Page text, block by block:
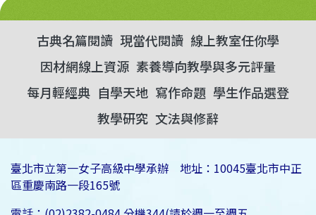
古典名篇閱讀 現當代閱讀 線上教室任你學
因材網線上資源 素養導向教學與多元評量
每月輕經典 自學天地 寫作命題 學生作品選登
教學研究 文法與修辭
臺北市立第一女子高級中學承辦 地址：10045臺北市中正
區重慶南路一段165號